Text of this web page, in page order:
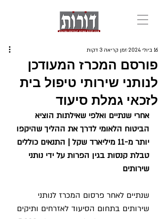
פורסם המכרז המעודכן
לנותני שירותי טיפול בית
לזכאי גמלת סיעוד
16 ביולי 2024 זמן קריאה 3 דקות
אחרי שנתיים ואלפי שאילתות הוציא
הביטוח הלאומי לדרך את ההליך שהיקפו
יותר מ-11 מיליארד שקל | התנאים כוללים
טבלת קנסות בגין הפרות על ידי נותני
שירותים
שנתיים לאחר פרסום המכרז לנותני
שירותים בתחום הסיעוד לאזרחים ותיקים